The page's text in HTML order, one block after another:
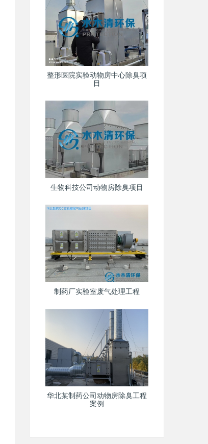
整形医院实验动物房中心除臭项
目
生物科技公司动物房除臭项目
制药厂实验室废气处理工程
华北某制药公司动物房除臭工程
案例